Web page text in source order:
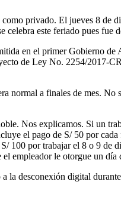
privado. El jueves 8 de
celebra este feriado pues
en el primer Gobierno
de Ley No. 2254/2017-
normal a finales de mes.
Nos explicamos. Si un
el pago de S/ 50 por
por trabajar el 8 o 9 de
empleador le otorgue un día
la desconexión digital